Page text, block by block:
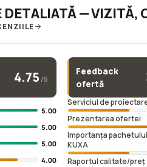
DETALIATĂ — VIZITĂ,
4.75 /5
5.00
5.00
5.00
4.00
Feedback
ofertă
Serviciul de
Prezentarea ofertei
Importanța
KUXA
Raportul calitate/preț